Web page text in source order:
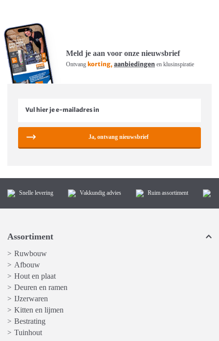
Meld je aan voor onze nieuwsbrief
Ontvang korting, aanbiedingen en klusinspiratie
Ja, ontvang nieuwsbrief
Snelle levering Vakkundig advies Ruim assortiment
Assortiment
> Ruwbouw
> Afbouw
> Hout en plaat
> Deuren en ramen
> IJzerwaren
> Kitten en lijmen
> Bestrating
> Tuinhout